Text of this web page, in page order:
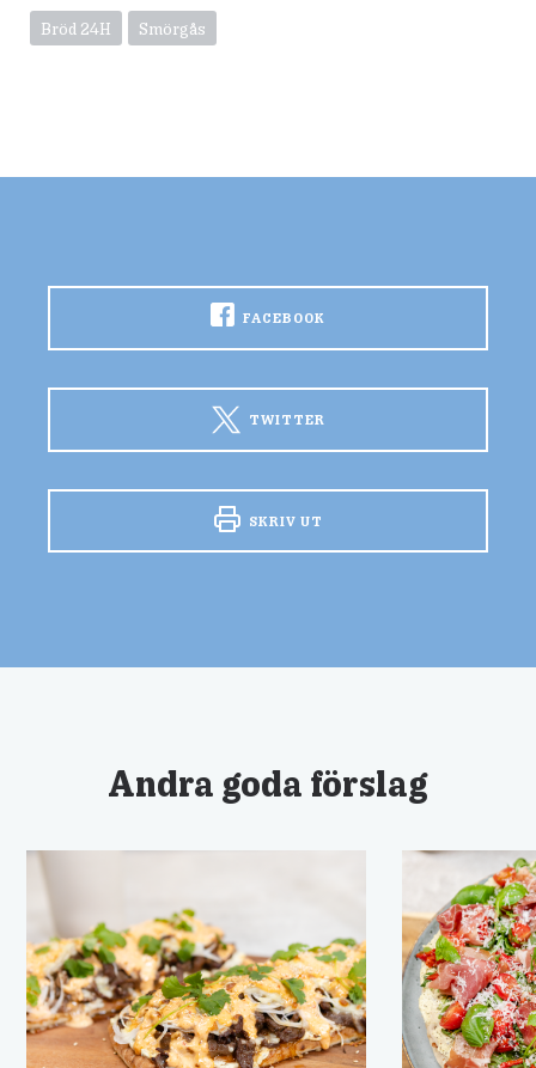
Bröd 24H Smörgås
FACEBOOK
TWITTER
SKRIV UT
Andra goda förslag